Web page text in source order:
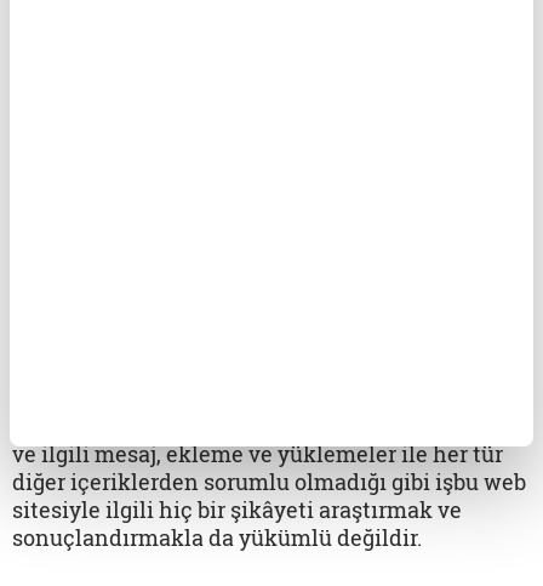
ve ilgili mesaj, ekleme ve yüklemeler ile her tür
diğer içeriklerden sorumlu olmadığı gibi işbu web
sitesiyle ilgili hiç bir şikâyeti araştırmak ve
sonuçlandırmakla da yükümlü değildir.